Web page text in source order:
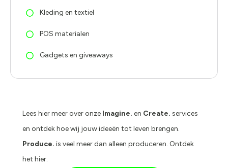
Kleding en textiel
POS materialen
Gadgets en giveaways
Lees hier meer over onze Imagine. en Create. services
en ontdek hoe wij jouw ideeën tot leven brengen.
Produce. is veel meer dan alleen produceren. Ontdek
het hier.